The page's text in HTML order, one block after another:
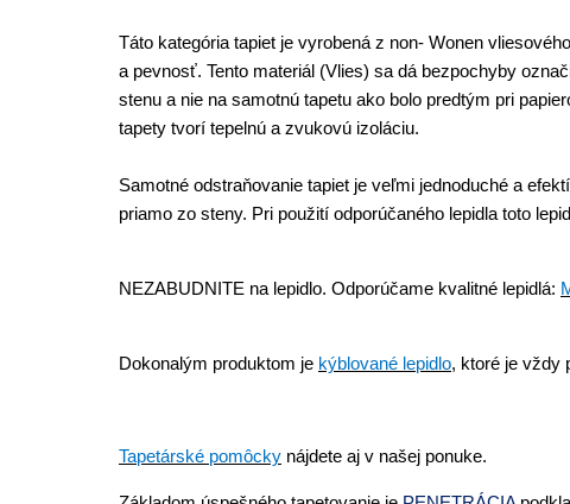
Táto kategória tapiet je vyrobená z non- Wonen
a pevnosť. Tento materiál (Vlies) sa dá bezpochyby
stenu a nie na samotnú tapetu ako bolo predtým pri
tapety tvorí tepelnú a zvukovú izoláciu.
Samotné odstraňovanie tapiet je veľmi jednoduché a
priamo zo steny. Pri použití odporúčaného lepidla toto
NEZABUDNITE na lepidlo. Odporúčame kvalitné lepidlá:
Dokonalým produktom je kýblované lepidlo, ktoré je vždy
Tapetárské pomôcky nájdete aj v našej ponuke.